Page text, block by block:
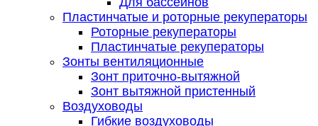
Пластинчатые и роторные рекуператоры
Роторные рекуператоры
Пластинчатые рекуператоры
Зонты вентиляционные
Зонт приточно-вытяжной
Зонт вытяжной пристенный
Воздуховоды
Гибкие воздуховоды